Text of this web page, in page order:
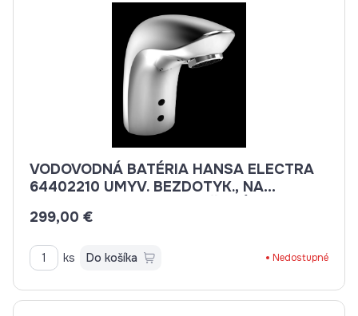
VODOVODNÁ BATÉRIA HANSA ELECTRA
64402210 UMYV. BEZDOTYK., NA
299,00 €
ks Do košíka Nedostupné